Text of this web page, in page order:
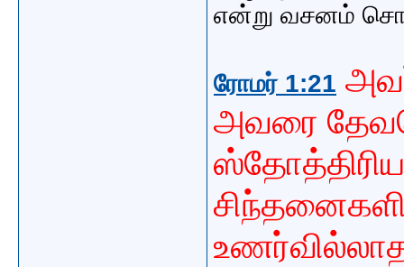
என்று வசனம்
ரோமர் 1:21
அவரை